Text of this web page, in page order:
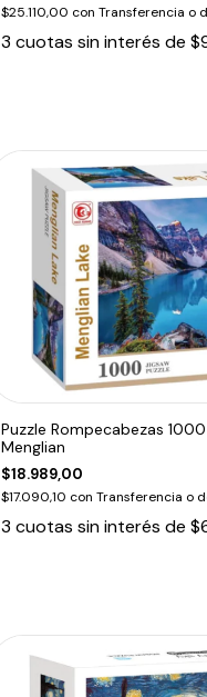
$25.110,00 con Transferencia o
3 cuotas sin interés de
Puzzle Rompecabezas
Menglian
$18.989,00
$17.090,10 con Transferencia o
3 cuotas sin interés de